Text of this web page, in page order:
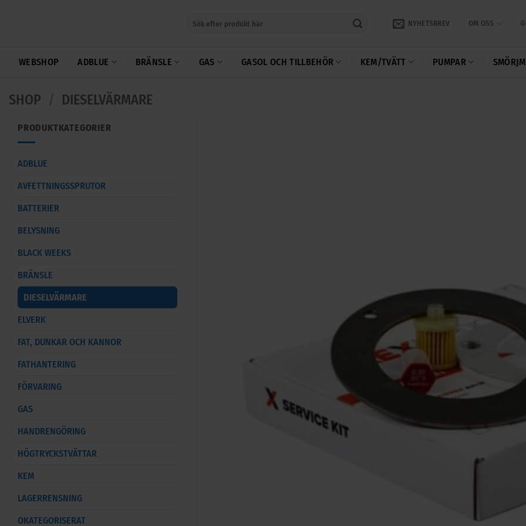
NYHETSBREV OM OSS
WEBSHOP ADBLUE BRÄNSLE GAS GASOL OCH TILLBEHÖR KEM/TVÄTT PUMPAR
SHOP DIESELVÄRMARE
PRODUKTKATEGORIER
ADBLUE
AVFETTNINGSSPRUTOR
BATTERIER
BELYSNING
BLACK WEEKS
BRÄNSLE
DIESELVÄRMARE
ELVERK
FAT, DUNKAR OCH KANNOR
FATHANTERING
FÖRVARING
GAS
HANDRENGÖRING
HÖGTRYCKSTVÄTTAR
KEM
LAGERRENSNING
OKATEGORISERAT